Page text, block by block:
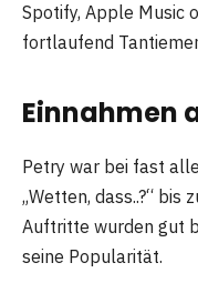
Spotify, Apple Music
fortlaufend
Einnahmen
Petry war bei fast
„Wetten, dass..?“ bis
Auftritte wurden gut
seine Popularität.